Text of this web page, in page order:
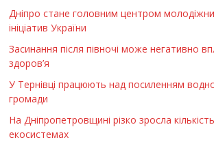
Дніпро стане головним центром
ініціатив України
Засинання після півночі може негативно
здоров’я
У Тернівці працюють над посиленням
громади
На Дніпропетровщині різко зросла
екосистемах